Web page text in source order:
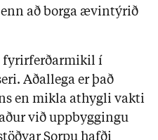
að borga ævintýrið
fyrirferðarmikil í
Aðallega er það
en mikla athygli vakti
við uppbyggingu
Sorpu hafði